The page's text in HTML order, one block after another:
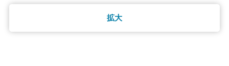
拡大